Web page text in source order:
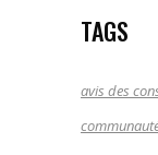
TAGS
avis des